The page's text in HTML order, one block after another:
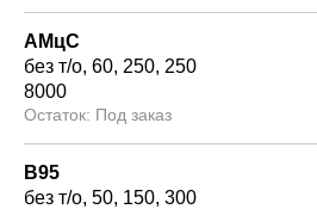
АМцС
без т/о 60 250 250
8000
Под заказ
В95
без т/о 50 150 300